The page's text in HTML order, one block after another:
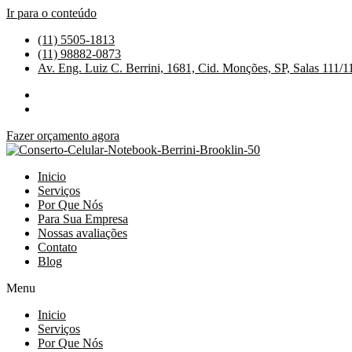
Ir para o conteúdo
(11) 5505-1813
(11) 98882-0873
Av. Eng. Luiz C. Berrini, 1681, Cid. Monções, SP, Salas 111/
Fazer orçamento agora
Inicio
Serviços
Por Que Nós
Para Sua Empresa
Nossas avaliações
Contato
Blog
Menu
Inicio
Serviços
Por Que Nós